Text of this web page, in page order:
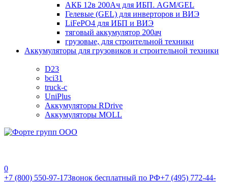
АКБ 12в 200Ач для ИБП. AGM/GEL
Гелевые (GEL) для инверторов и ВИЭ
LiFePO4 для ИБП и ВИЭ
тяговый аккумулятор 200ач
грузовые, для строительной техники
Аккумуляторы для грузовиков и строительной техники
D23
bci31
truck-c
UniPlus
Аккумуляторы RDrive
Аккумуляторы MOLL
0
+7 (800) 550-97-17Звонок бесплатный по РФ+7 (495) 772-44-